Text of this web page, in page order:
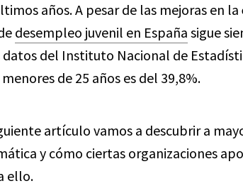
años. A pesar de las mejoras en la
desempleo juvenil en España sigue
del Instituto Nacional de
de 25 años es del 39,8%.
artículo vamos a descubrir a
y cómo ciertas organizaciones
ello.